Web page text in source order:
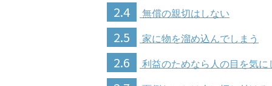
2.4 無償の親切はしない
2.5 家に物を溜め込んでしまう
2.6 利益のためなら人の目を気に